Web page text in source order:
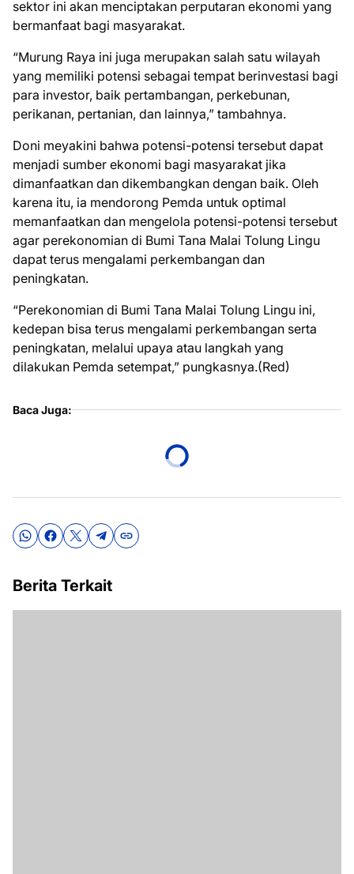
sektor ini akan menciptakan perputaran ekonomi yang
bermanfaat bagi masyarakat.
“Murung Raya ini juga merupakan salah satu wilayah
yang memiliki potensi sebagai tempat berinvestasi bagi
para investor, baik pertambangan, perkebunan,
perikanan, pertanian, dan lainnya,” tambahnya.
Doni meyakini bahwa potensi-potensi tersebut dapat
menjadi sumber ekonomi bagi masyarakat jika
dimanfaatkan dan dikembangkan dengan baik. Oleh
karena itu, ia mendorong Pemda untuk optimal
memanfaatkan dan mengelola potensi-potensi tersebut
agar perekonomian di Bumi Tana Malai Tolung Lingu
dapat terus mengalami perkembangan dan
peningkatan.
“Perekonomian di Bumi Tana Malai Tolung Lingu ini,
kedepan bisa terus mengalami perkembangan serta
peningkatan, melalui upaya atau langkah yang
dilakukan Pemda setempat,” pungkasnya.(Red)
Baca Juga:
Berita Terkait